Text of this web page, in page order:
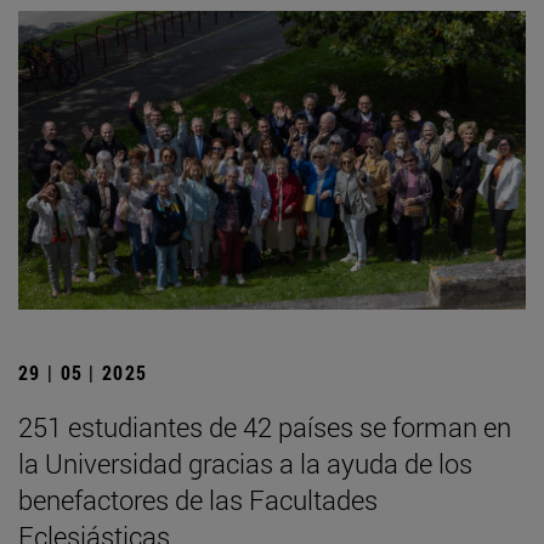
29 | 05 | 2025
251 estudiantes de 42 países se forman en
la Universidad gracias a la ayuda de los
benefactores de las Facultades
Eclesiásticas